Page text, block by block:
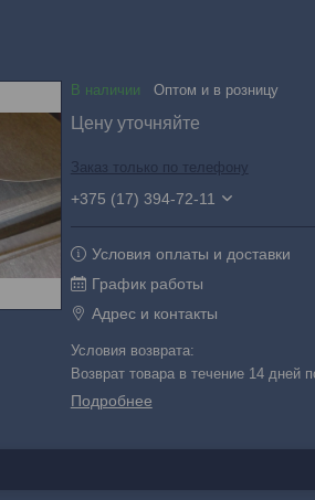
В наличии Оптом и в розницу
Цену уточняйте
Заказ только по телефону
+375 (17) 394-72-11
Условия оплаты и доставки
График работы
Адрес и контакты
возврат товара в течение 14 дней
Подробнее